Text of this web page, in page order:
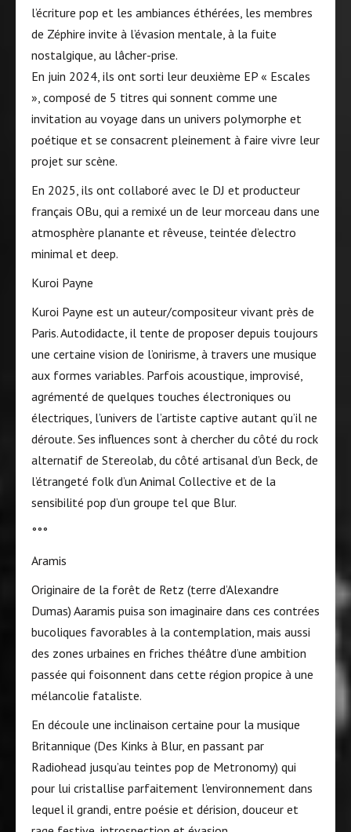
l’écriture pop et les ambiances éthérées, les membres
de Zéphire invite à l’évasion mentale, à la fuite
nostalgique, au lâcher-prise.
En juin 2024, ils ont sorti leur deuxième EP « Escales
», composé de 5 titres qui sonnent comme une
invitation au voyage dans un univers polymorphe et
poétique et se consacrent pleinement à faire vivre leur
projet sur scène.
En 2025, ils ont collaboré avec le DJ et producteur
français OBu, qui a remixé un de leur morceau dans une
atmosphère planante et rêveuse, teintée d’electro
minimal et deep.
Kuroi Payne
Kuroi Payne est un auteur/compositeur vivant près de
Paris. Autodidacte, il tente de proposer depuis toujours
une certaine vision de l’onirisme, à travers une musique
aux formes variables. Parfois acoustique, improvisé,
agrémenté de quelques touches électroniques ou
électriques, l’univers de l’artiste captive autant qu’il ne
déroute. Ses influences sont à chercher du côté du rock
alternatif de Stereolab, du côté artisanal d’un Beck, de
l’étrangeté folk d’un Animal Collective et de la
sensibilité pop d’un groupe tel que Blur.
°°°
Aramis
Originaire de la forêt de Retz (terre d’Alexandre
Dumas) Aaramis puisa son imaginaire dans ces contrées
bucoliques favorables à la contemplation, mais aussi
des zones urbaines en friches théâtre d’une ambition
passée qui foisonnent dans cette région propice à une
mélancolie fataliste.
En découle une inclinaison certaine pour la musique
Britannique (Des Kinks à Blur, en passant par
Radiohead jusqu’au teintes pop de Metronomy) qui
pour lui cristallise parfaitement l’environnement dans
lequel il grandi, entre poésie et dérision, douceur et